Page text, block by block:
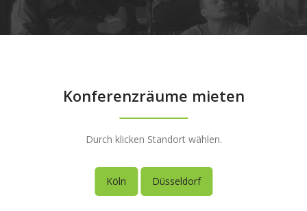
Konferenzräume mieten
Durch klicken Standort wählen.
Köln Düsseldorf